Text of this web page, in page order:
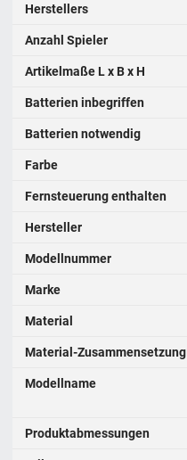
Herstellers
Anzahl Spieler
Artikelmaße L x B x H
Batterien inbegriffen
Batterien notwendig
Farbe
Fernsteuerung enthalten
Hersteller
Modellnummer
Marke
Material
Material-Zusammensetzung
Modellname
Produktabmessungen